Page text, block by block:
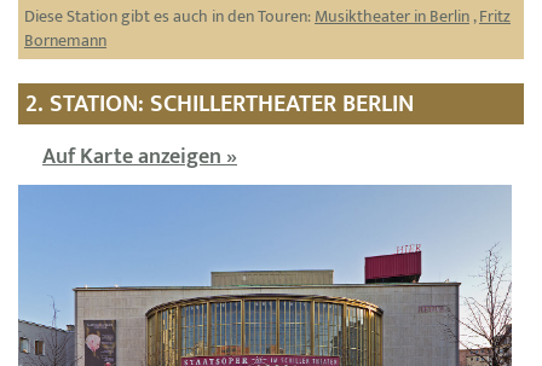
Diese Station gibt es auch in den Touren:Musiktheater in Berlin,Fritz
Bornemann
2. STATION: SCHILLERTHEATER BERLIN
Auf Karte anzeigen »